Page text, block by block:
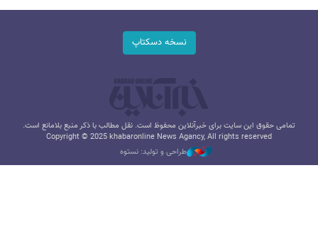
نسخه دسکتاپ
تمامی حقوق این سایت برای خبرآنلاین محفوظ است. نقل مطالب با ذکر منبع بلامانع است.
Copyright © 2025 khabaronline News Agancy, All rights reserved
طراحی و تولید: نستوه